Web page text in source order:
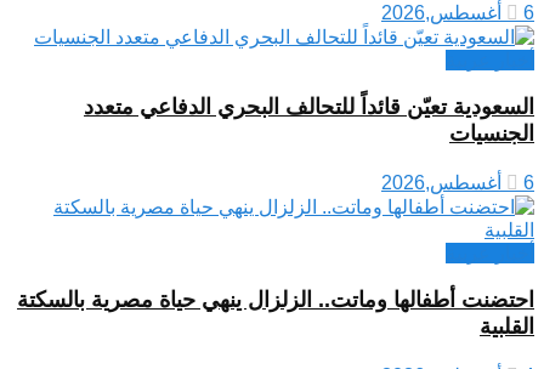
6 أغسطس,2026
السعودية تعيّن قائداً للتحالف البحري الدفاعي متعدد
الجنسيات
6 أغسطس,2026
احتضنت أطفالها وماتت.. الزلزال ينهي حياة مصرية بالسكتة
القلبية